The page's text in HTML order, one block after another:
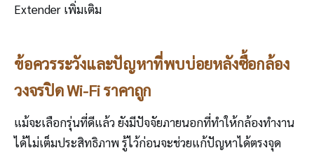
Extender เพิ่มเติม
ข้อควรระวังและปัญหาที่พบบ่อยหลังซื้อกล้อง
วงจรปิด Wi-Fi ราคาถูก
แม้จะเลือกรุ่นที่ดีแล้ว ยังมีปัจจัยภายนอกที่ทำให้กล้องทำงาน
ได้ไม่เต็มประสิทธิภาพ รู้ไว้ก่อนจะช่วยแก้ปัญหาได้ตรงจุด